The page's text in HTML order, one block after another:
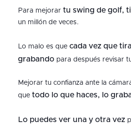
Para mejorar tu swing de golf,
un millón de veces.
Lo malo es que cada vez que
grabandopara después revisar
Mejorar tu confianza ante la
quetodo lo que haces, lo
Lo puedes ver una y otra vez